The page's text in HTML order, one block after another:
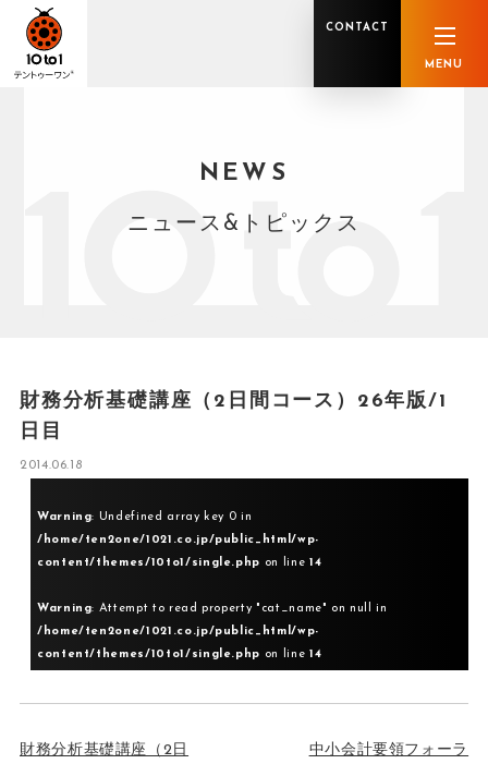
税理士業務
社会保険労務士業務 不動産鑑定士業務 行政書士業務
私たちの軌跡 グループ概要
CONTACT
MENU
NEWS
ニュース&トピックス
財務分析基礎講座（2日間コース）26年版/1
日目
2014.06.18
Warning: Undefined array key 0 in
/home/ten2one/1021.co.jp/public_html/wp-
content/themes/10to1/single.php on line 14
Warning: Attempt to read property "cat_name" on null in
/home/ten2one/1021.co.jp/public_html/wp-
content/themes/10to1/single.php on line 14
財務分析基礎講座（2日
中小会計要領フォーラ